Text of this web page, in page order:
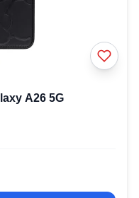
A26 5G